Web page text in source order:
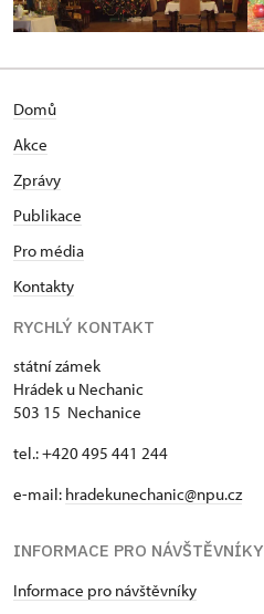
Domů
Akce
Zprávy
Publikace
Pro média
Kontakty
RYCHLÝ KONTAKT
státní zámek
Hrádek u Nechanic
503 15 Nechanice
tel.: +420 495 441 244
e-mail: hradekunechanic@npu.cz
INFORMACE PRO NÁVŠTĚVNÍKY
Informace pro návštěvníky